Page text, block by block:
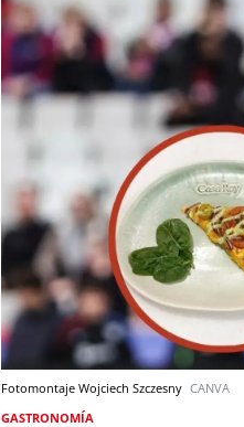
Fotomontaje Wojciech Szczesny CANVA
GASTRONOMÍA